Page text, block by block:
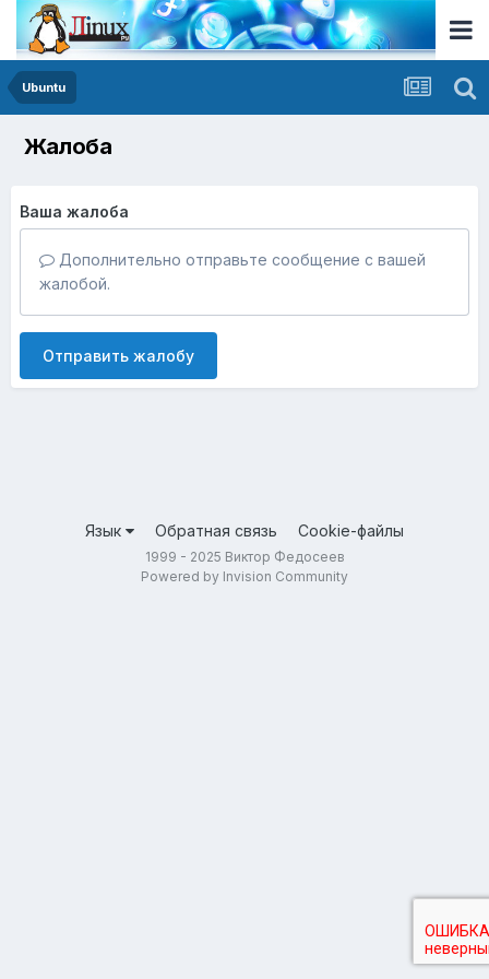
Ubuntu
Жалоба
Ваша жалоба
Дополнительно отправьте сообщение с вашей
жалобой.
Отправить жалобу
Язык Обратная связь Cookie-файлы
1999 - 2025 Виктор Федосеев
Powered by Invision Community